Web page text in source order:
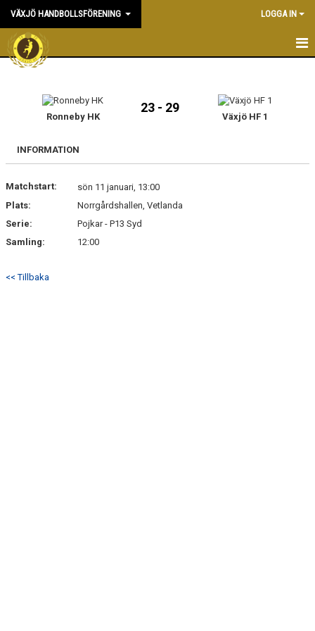
VÄXJÖ HANDBOLLSFÖRENING LOGGA IN
HEM
NYHETER
KONTAKT & KANSLI
DOKUMENT
Ronneby HK
23 - 29
Växjö HF 1
INFORMATION
Matchstart:
sön 11 januari, 13:00
Plats:
Norrgårdshallen, Vetlanda
Serie:
Pojkar - P13 Syd
Samling:
12:00
<< Tillbaka